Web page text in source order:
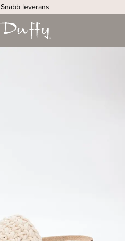
Snabb leverans